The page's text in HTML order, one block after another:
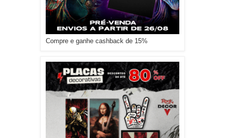
Compre e ganhe cashback de 15%